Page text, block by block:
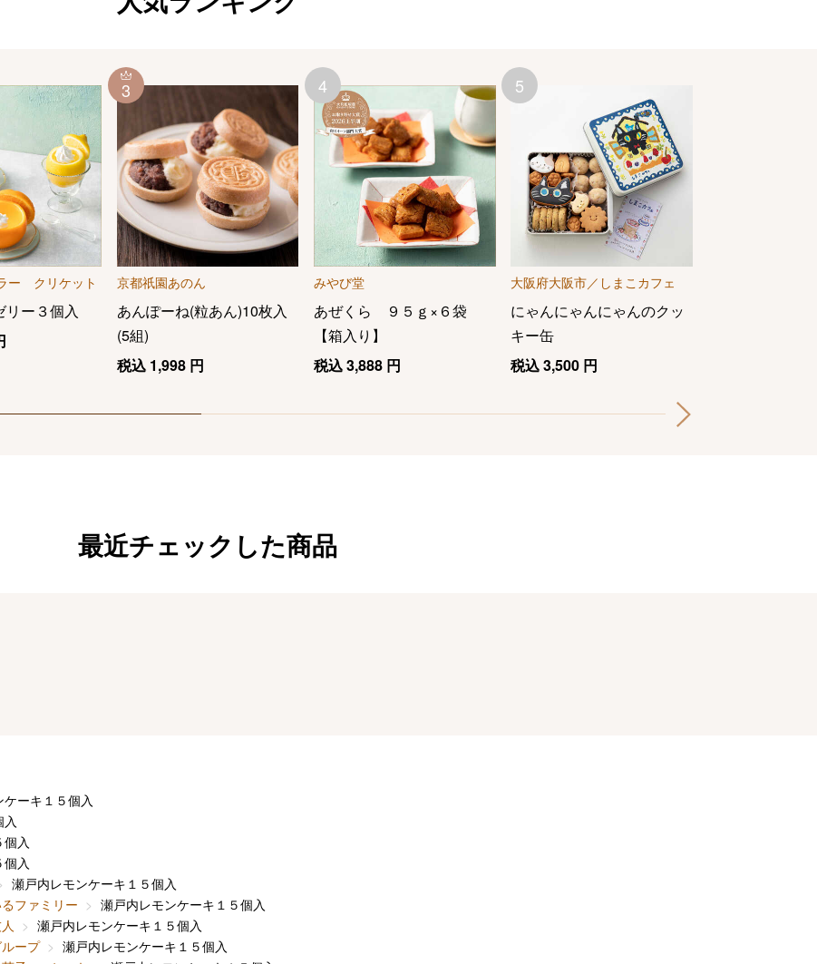
ー クリケット
リー３個入
京都祇園あのん
あんぽーね(粒あん)10枚入
(5組)
税込 1,998円
3
みやび堂
あぜくら ９５ｇ×６袋
【箱入り】
税込3,888 円
4
大阪府大阪市／しまこカフェ
にゃんにゃんにゃんのクッ
キー缶
税込3,500 円
5
最近チェックした商品
ーキ１５個入
入
入
瀬戸内レモンケーキ１５個入
ファミリー
瀬戸内レモンケーキ１５個入
瀬戸内レモンケーキ１５個入
ープ
瀬戸内レモンケーキ１５個入